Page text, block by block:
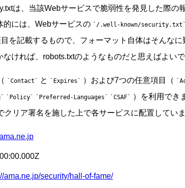
は、当該Webサービスで脆弱性を発見した際の
的には、Webサービスの
/.well-known/security.txt
を記載するもので、フォーマット自体はそんなに
ければ、robots.txtのようなものだと思えばよいで
Contact と Expires ）および7つの任意項目（
Policy Preferred-Languages CSAF
）を利用でき
リア署名を施した上で各サービスに配置していま
ama.ne.jp/security/hall-of-fame/